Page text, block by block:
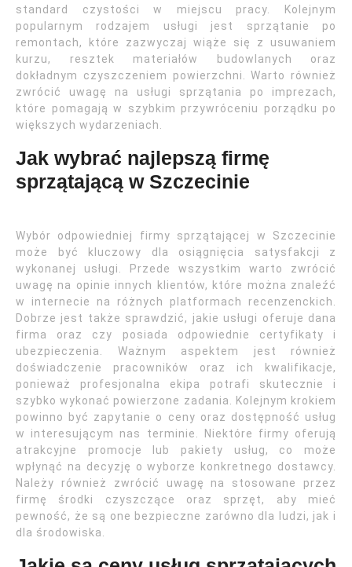
standard czystości w miejscu pracy. Kolejnym
popularnym rodzajem usługi jest sprzątanie po
remontach, które zazwyczaj wiąże się z usuwaniem
kurzu, resztek materiałów budowlanych oraz
dokładnym czyszczeniem powierzchni. Warto również
zwrócić uwagę na usługi sprzątania po imprezach,
które pomagają w szybkim przywróceniu porządku po
większych wydarzeniach.
Jak wybrać najlepszą firmę
sprzątającą w Szczecinie
Wybór odpowiedniej firmy sprzątającej w Szczecinie
może być kluczowy dla osiągnięcia satysfakcji z
wykonanej usługi. Przede wszystkim warto zwrócić
uwagę na opinie innych klientów, które można znaleźć
w internecie na różnych platformach recenzenckich.
Dobrze jest także sprawdzić, jakie usługi oferuje dana
firma oraz czy posiada odpowiednie certyfikaty i
ubezpieczenia. Ważnym aspektem jest również
doświadczenie pracowników oraz ich kwalifikacje,
ponieważ profesjonalna ekipa potrafi skutecznie i
szybko wykonać powierzone zadania. Kolejnym krokiem
powinno być zapytanie o ceny oraz dostępność usług
w interesującym nas terminie. Niektóre firmy oferują
atrakcyjne promocje lub pakiety usług, co może
wpłynąć na decyzję o wyborze konkretnego dostawcy.
Należy również zwrócić uwagę na stosowane przez
firmę środki czyszczące oraz sprzęt, aby mieć
pewność, że są one bezpieczne zarówno dla ludzi, jak i
dla środowiska.